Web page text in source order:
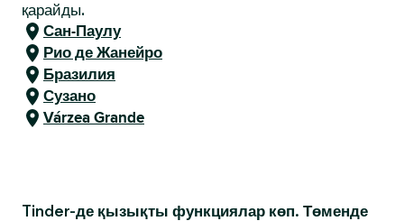
қарайды.
Сан-Паулу
Рио де Жанейро
Бразилия
Сузано
Várzea Grande
Tinder-де қызықты функциялар көп. Төменде